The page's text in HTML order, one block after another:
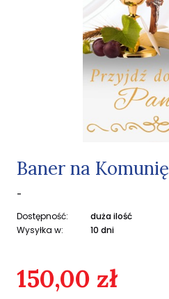
Baner na Komunię
-
Dostępność:
duża ilość
Wysyłka w:
10 dni
150,00 zł